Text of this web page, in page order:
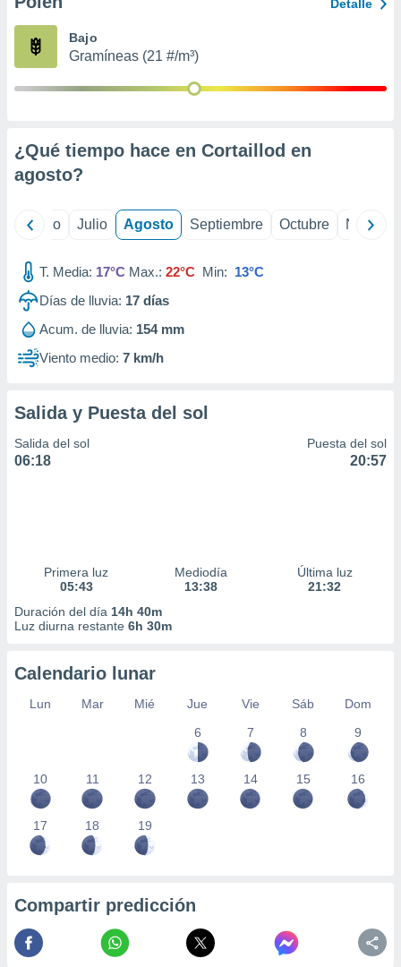
publicidad
1199
Detalle
Bajo
Gramíneas (21 #/m³)
¿Qué tiempo hace en Cortaillod en
agosto?
Junio Julio Agosto Septiembre Octubre
T. Media: 17°C Max.: 22°C Min: 13°C
Días de lluvia: 17 días
Acum. de lluvia: 154 mm
Viento medio: 7 km/h
Salida y Puesta del sol
Salida del sol
06:18
Puesta del sol
20:57
Primera luz
05:43
Mediodía
13:38
Última luz
21:32
Duración del día 14h 40m
Luz diurna restante 6h 30m
Calendario lunar
Lun Mar Mié Jue Vie Sáb
Dom
6
7 8 9
10 11 12 13 14 15 16
17 18 19
Compartir predicción